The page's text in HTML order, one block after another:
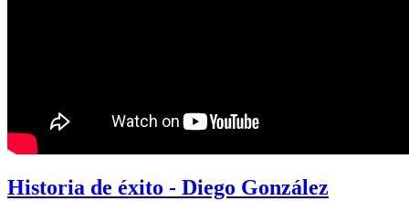
Historia de éxito - Diego González